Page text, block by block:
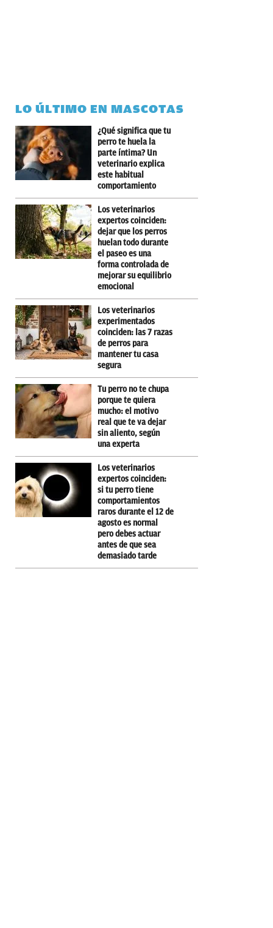
LO ÚLTIMO EN MASCOTAS
¿Qué significa que tu
perro te huela la
parte íntima? Un
veterinario explica
este habitual
comportamiento
Los veterinarios
expertos coinciden:
dejar que los perros
huelan todo durante
el paseo es una
forma controlada de
mejorar su equilibrio
emocional
Los veterinarios
experimentados
coinciden: las 7 razas
de perros para
mantener tu casa
segura
Tu perro no te chupa
porque te quiera
mucho: el motivo
real que te va dejar
sin aliento, según
una experta
Los veterinarios
expertos coinciden:
si tu perro tiene
comportamientos
raros durante el 12 de
agosto es normal
pero debes actuar
antes de que sea
demasiado tarde